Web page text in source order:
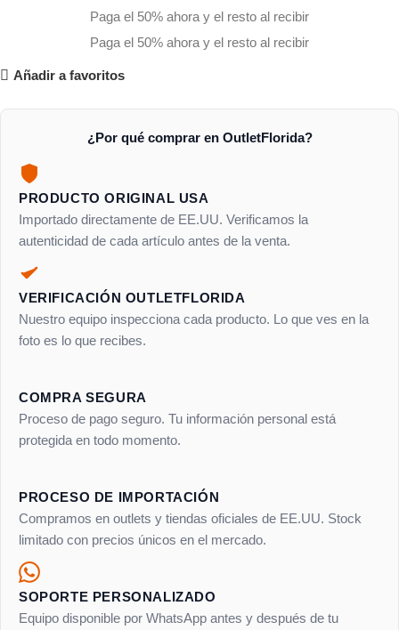
Paga el 50% ahora y el resto al recibir
Paga el 50% ahora y el resto al recibir
Añadir a favoritos
¿Por qué comprar en OutletFlorida?
PRODUCTO ORIGINAL USA
Importado directamente de EE.UU. Verificamos la
autenticidad de cada artículo antes de la venta.
VERIFICACIÓN OUTLETFLORIDA
Nuestro equipo inspecciona cada producto. Lo que ves en la
foto es lo que recibes.
COMPRA SEGURA
Proceso de pago seguro. Tu información personal está
protegida en todo momento.
PROCESO DE IMPORTACIÓN
Compramos en outlets y tiendas oficiales de EE.UU. Stock
limitado con precios únicos en el mercado.
SOPORTE PERSONALIZADO
Equipo disponible por WhatsApp antes y después de tu